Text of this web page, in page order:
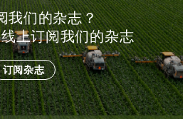
我们的杂志？
上订阅我们的杂志
订阅杂志